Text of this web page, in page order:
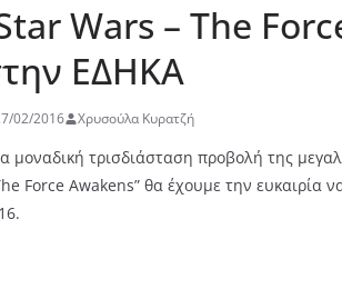
Wars – The
ΕΔΗΚΑ
02/2016 Χρυσούλα Κυρατζή
μοναδική τρισδιάσταση προβολή της
Force Awakens” θα έχουμε την ευκαιρία